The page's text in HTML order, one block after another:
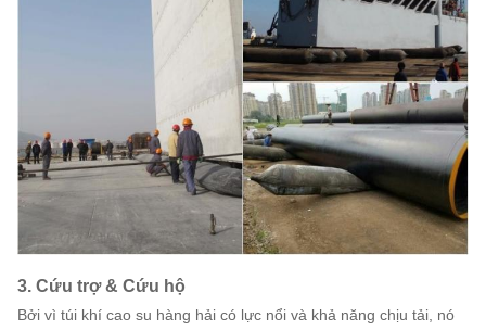
3. Cứu trợ & Cứu hộ
Bởi vì túi khí cao su hàng hải có lực nổi và khả năng chịu tải, nó